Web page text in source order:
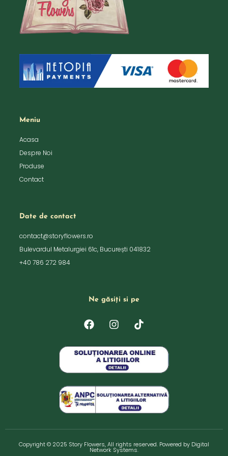
Meniu
Acasa
Despre Noi
Produse
Contact
Date de contact
contact@storyflowers.ro
Bulevardul Metalurgiei 61c, București 041832
+40 786 272 984
Ne găsiți si pe
F
a
e
b
o
k
I
n
t
a
g
a
m
T
i
t
o
k
Copyright © 2025 Story Flowers, All rights reserved. Powered by Digital
Network Systems.